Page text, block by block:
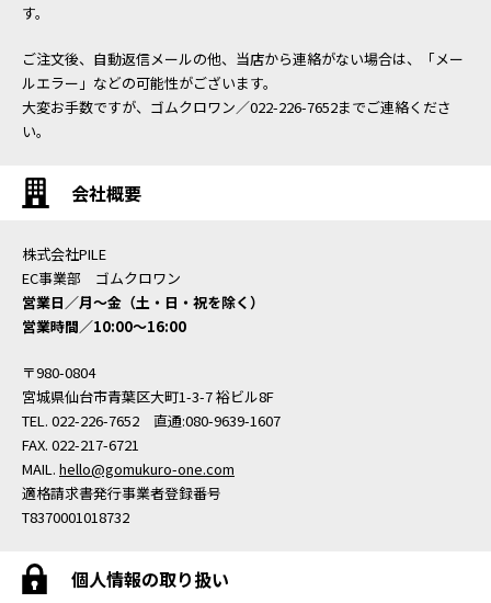
す。
ご注文後、自動返信メールの他、当店から連絡がない場合は、「メー
ルエラー」などの可能性がございます。
大変お手数ですが、ゴムクロワン／022-226-7652までご連絡くださ
い。
会社概要
株式会社PILE
EC事業部 ゴムクロワン
営業日／月〜金（土・日・祝を除く）
営業時間／10:00〜16:00
〒980-0804
宮城県仙台市青葉区大町1-3-7 裕ビル8F
TEL. 022-226-7652 直通:080-9639-1607
FAX. 022-217-6721
MAIL. hello@gomukuro-one.com
適格請求書発行事業者登録番号
T8370001018732
個人情報の取り扱い